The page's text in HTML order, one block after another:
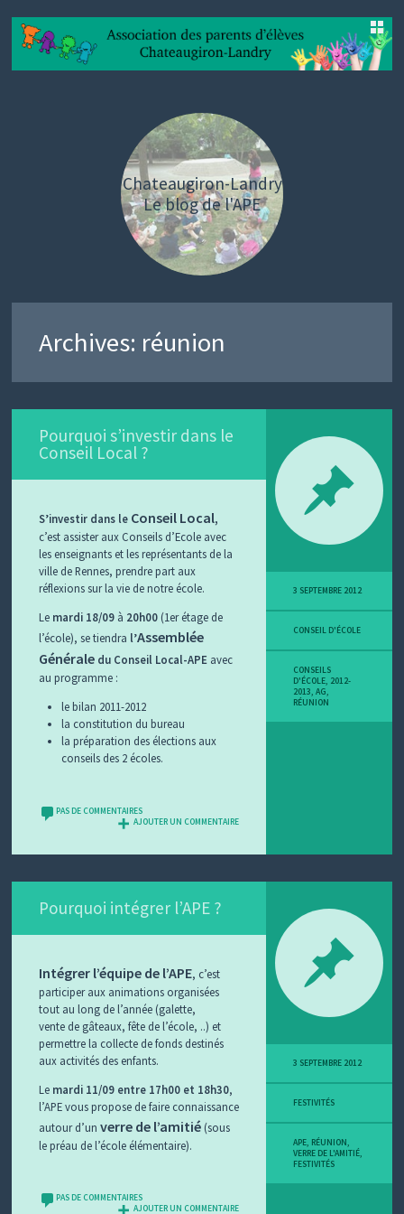
Chateaugiron-Landry
Le blog de l'APE
SKIP
Archives: réunion
Pourquoi s’investir dans le
Conseil Local ?
S’investir dans le Conseil Local,
c’est assister aux Conseils d’Ecole avec
les enseignants et les représentants de la
ville de Rennes, prendre part aux
réflexions sur la vie de notre école.
Le mardi 18/09à 20h00(1er étage de
l’école), se tiendra l’Assemblée
Généraledu Conseil Local-APE avec
au programme :
le bilan 2011-2012
la constitution du bureau
la préparation des élections aux
conseils des 2 écoles.
PAS DE COMMENTAIRES
AJOUTER UN COMMENTAIRE
3 SEPTEMBRE 2012
CONSEIL D'ÉCOLE
CONSEILS
D'ÉCOLE, 2012-
2013,AG,
RÉUNION
Pourquoi intégrer l’APE ?
Intégrer l’équipe de l’APE, c’est
participer aux animations organisées
tout au long de l’année (galette,
vente de gâteaux, fête de l’école, ..) et
permettre la collecte de fonds destinés
aux activités des enfants.
Le mardi 11/09 entre 17h00 et 18h30,
l’APE vous propose de faire connaissance
autour d’un verre de l’amitié (sous
le préau de l’école élémentaire).
PAS DE COMMENTAIRES
AJOUTER UN COMMENTAIRE
3 SEPTEMBRE 2012
FESTIVITÉS
APE, RÉUNION,
VERRE DE L'AMITIÉ,
FESTIVITÉS